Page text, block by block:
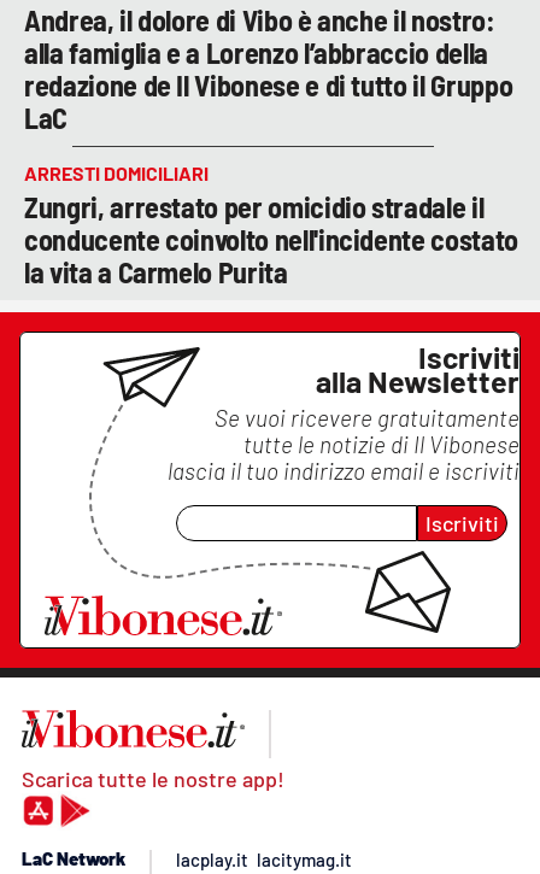
Andrea, il dolore di Vibo è anche il nostro:
alla famiglia e a Lorenzo l’abbraccio della
redazione de Il Vibonese e di tutto il Gruppo
LaC
ARRESTI DOMICILIARI
Zungri, arrestato per omicidio stradale il
conducente coinvolto nell'incidente costato
la vita a Carmelo Purita
Iscriviti
alla Newsletter
Se vuoi ricevere gratuitamente
tutte le notizie di Il Vibonese
lascia il tuo indirizzo email e iscriviti
Iscriviti
Scarica tutte le nostre app!
LaC Network
lacplay.it lacitymag.it